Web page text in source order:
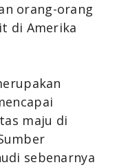
orang-orang
di Amerika
maju di
sebenarnya